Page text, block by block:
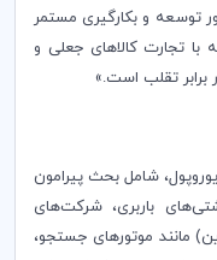
توسعه و بکارگیری مستمر
با تجارت کالاهای جعلی و
تقلب است.»
شامل بحث پیرامون
باربری، شرکت‌های
مانند موتورهای جستجو،